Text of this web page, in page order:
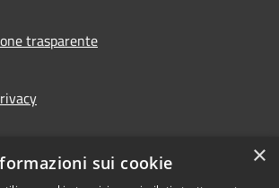
trasparente
di accessibilità
×
sui cookie